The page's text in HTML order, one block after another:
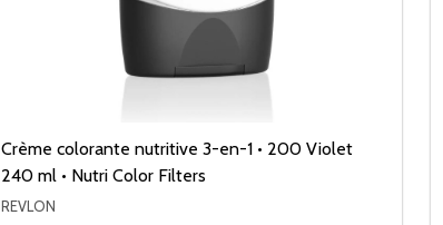
Crème colorante nutritive 3-en-1 • 200 Violet
240 ml • Nutri Color Filters
REVLON